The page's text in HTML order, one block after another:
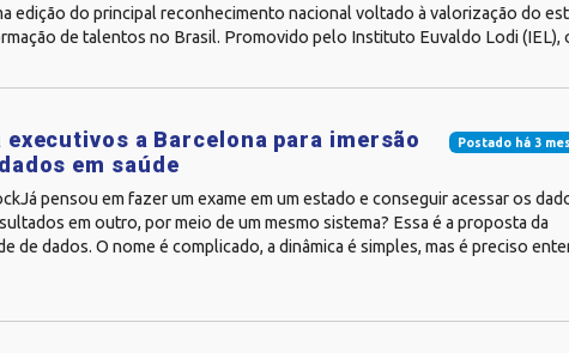
edição do principal reconhecimento nacional voltado à valorização do
de talentos no Brasil. Promovido pelo Instituto Euvaldo Lodi (IEL),
Postado há 3
executivos a Barcelona para imersão
em saúde
pensou em fazer um exame em um estado e conseguir acessar os
em outro, por meio de um mesmo sistema? Essa é a proposta da
de dados. O nome é complicado, a dinâmica é simples, mas é preciso